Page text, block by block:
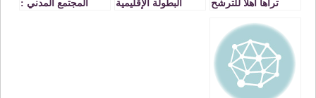
تراها اهلا للترشح
التشريعية المقبلة
بالجهة الشرقية ؟
البطولة الإقليمية
المجتمع المدني :